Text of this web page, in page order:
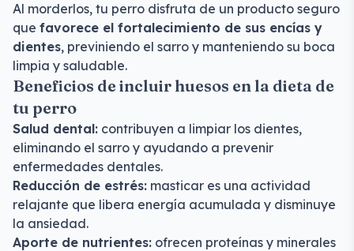
Al morderlos, tu perro disfruta de un producto seguro
que favorece el fortalecimiento de sus encías y
dientes, previniendo el sarro y manteniendo su boca
limpia y saludable.
Beneficios de incluir huesos en la dieta de
tu perro
Salud dental: contribuyen a limpiar los dientes,
eliminando el sarro y ayudando a prevenir
enfermedades dentales.
Reducción de estrés: masticar es una actividad
relajante que libera energía acumulada y disminuye
la ansiedad.
Aporte de nutrientes: ofrecen proteínas y minerales